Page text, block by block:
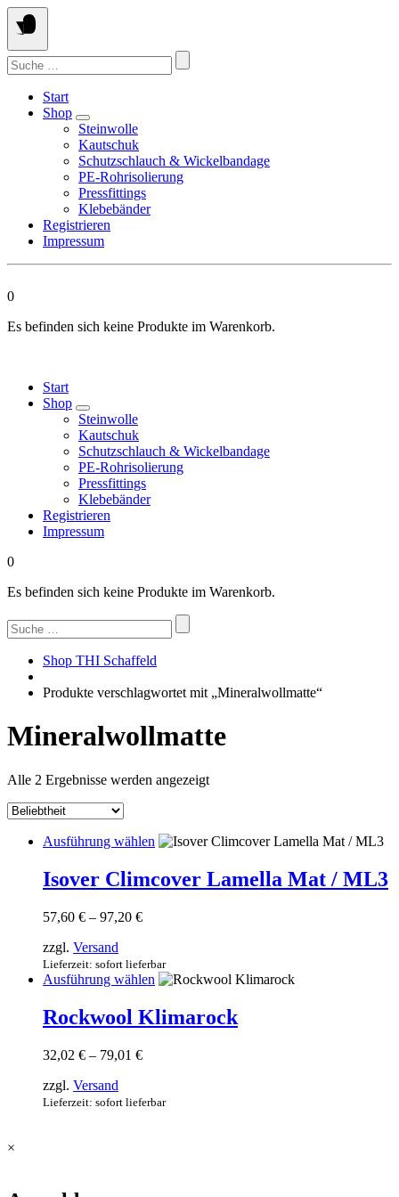
Springen
Sie
zum
Inhalt
Suchen
nach:
Start
Shop
Steinwolle
Kautschuk
Schutzschlauch & Wickelbandage
PE-Rohrisolierung
Pressfittings
Klebebänder
Registrieren
Impressum
0
Es befinden sich keine Produkte im Warenkorb.
Start
Shop
Steinwolle
Kautschuk
Schutzschlauch & Wickelbandage
PE-Rohrisolierung
Pressfittings
Klebebänder
Registrieren
Impressum
0
Es befinden sich keine Produkte im Warenkorb.
Suchen
nach:
Shop THI Schaffeld
Produkte verschlagwortet mit „Mineralwollmatte“
Mineralwollmatte
Alle 2 Ergebnisse werden angezeigtNach
Ausführung wählen Dieses
mehrere
können
auf
Produktseite
gewählt
Isover Climcover Lamella Mat / ML3
57,60 € – 97,20 €Preisspanne:
97,20 €
zzgl. Versand
Lieferzeit: sofort lieferbar
Ausführung wählen Dieses
weist
mehrere
können
Rockwool Klimarock
32,02 € – 79,01 €Preisspanne:
79,01 €
zzgl. Versand
Lieferzeit: sofort lieferbar
×